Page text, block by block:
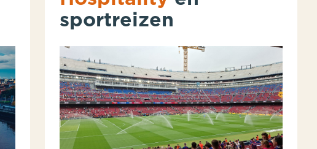
sportreizen